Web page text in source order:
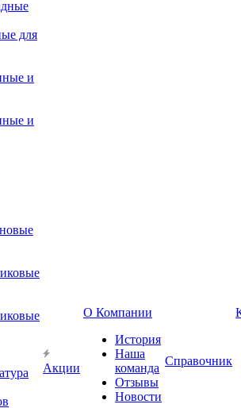
для
и
Акции
О Компании
История
Наша
команда
Отзывы
Новости
Справочник